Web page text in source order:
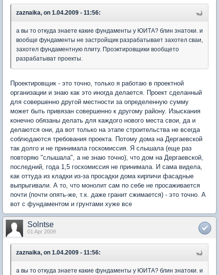
zaznaika, on 1.04.2009 - 11:56:
а вы то откуда знаете какие фундаменты у ЮИТА? блин знатоки. и
вообще фундаменты не застройщик разрабатывает захотел сваи,
захотел фундаментную плиту. Проэктировщики вообщето
разрабатыват проекты.
Проектировщик - это точно, только я работаю в проектной
организации и знаю как это иногда делается. Проект сделанный
для совершенно другой местности за определенную сумму
может быть привязан совершенно к другому району. Изыскания
конечно обязаны делать для каждого нового места свои, да и
делаются они, да вот только на этапе строительства не всегда
соблюдаются требования проекта. Потому дома на Дергаевской
так долго и не принимала госкомиссия. Я слышала (еще раз
повторяю "слышала", а не знаю точно), что дом на Дергаевской,
последний, года 1,5 госкомиссия не принимала. И сама видела,
как оттуда из кладки из-за просадки дома кирпичи фасадные
выпрыгивали. А то, что монолит сам по себе не просаживается
почти (почти опять-же, т.к. даже гранит сжимается) - это точно. А
вот с фундаментом и грунтами хуже все
Solntse
01 Apr 2009
zaznaika, on 1.04.2009 - 11:56:
а вы то откуда знаете какие фундаменты у ЮИТА? блин знатоки. и